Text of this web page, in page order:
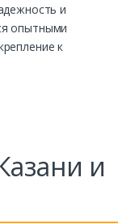
и
опытными
к
и